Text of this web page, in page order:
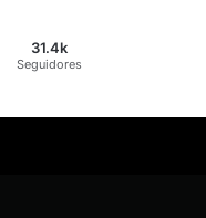
31.4k
Seguidores